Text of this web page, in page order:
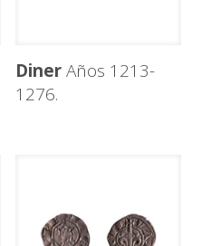
DinerAños 1213-
1276.